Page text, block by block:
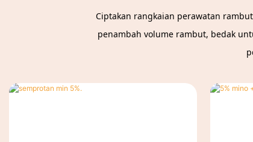
Ciptakan rangkaian perawatan
penambah volume rambut, bedak